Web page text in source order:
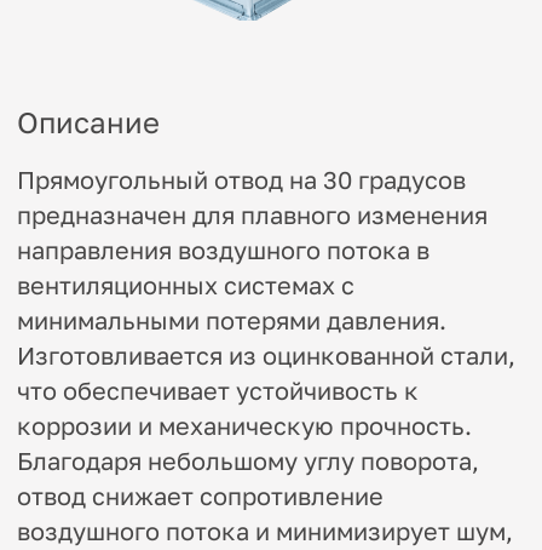
Изготовливается из оцинкованной стали,
отвод снижает сопротивление
воздушного потока и минимизирует шум,
системы вентиляции.
Используем оцинкованную сталь
толщиной 0,5 – 1 мм
Защитное цинковое покрытие
предотвращает коррозию, продлевая
срок службы воздуховодов